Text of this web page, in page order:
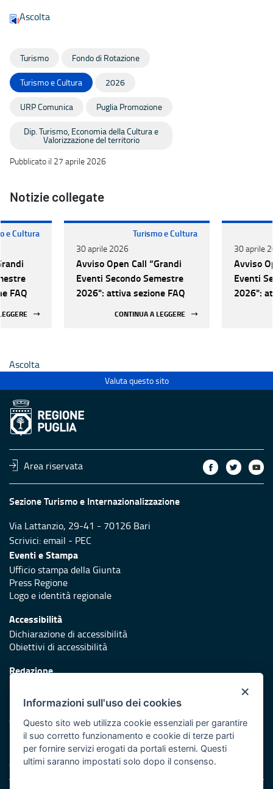
Ascolta
Turismo Fondo di Rotazione
Turismo e Cultura 2026
URP Comunica Puglia Promozione
Dip. Turismo, Economia della Cultura e
Valorizzazione del territorio
Pubblicato il 27 aprile 2026
Notizie collegate
e Cultura
FAQ
Turismo e Cultura
30 aprile 2026
Avviso Open Call “Grandi
Eventi Secondo Semestre
2026": attiva sezione FAQ
CONTINUA A LEGGERE
30 aprile
Avviso
Eventi
2026":
Ascolta
Valuta questo sito
Area riservata
Sezione Turismo e Internazionalizzazione
Via Lattanzio, 29-41 - 70126 Bari
Scrivici:email - PEC
Eventi e Stampa
Ufficio stampa della Giunta
Press Regione
Logo e identità regionale
Accessibilità
Dichiarazione di accessibilità
Obiettivi di accessibilità
Redazione
Protezione civile
Vai al sito di Protezione Civile Puglia
Iniziativa finanziata con risorse del POR Puglia 2014/2020 -
Asse XI
×
Informazioni sull'uso dei cookies
Questo sito web utilizza cookie essenziali per garantire
il suo corretto funzionamento e cookie di terze parti
per fornire servizi erogati da portali esterni. Questi
ultimi saranno impostati solo dopo il consenso.